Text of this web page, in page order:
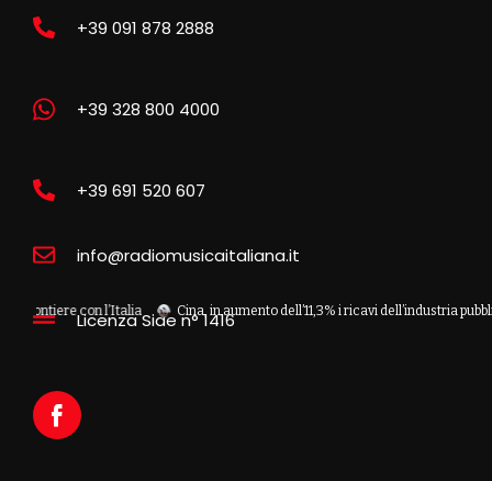
con l’Italia Cina, in aumento dell’11,3% i ricavi dell’industria pubblicitaria
+39 091 878 2888
+39 328 800 4000
+39 691 520 607
info@radiomusicaitaliana.it
Licenza Siae n° 1416